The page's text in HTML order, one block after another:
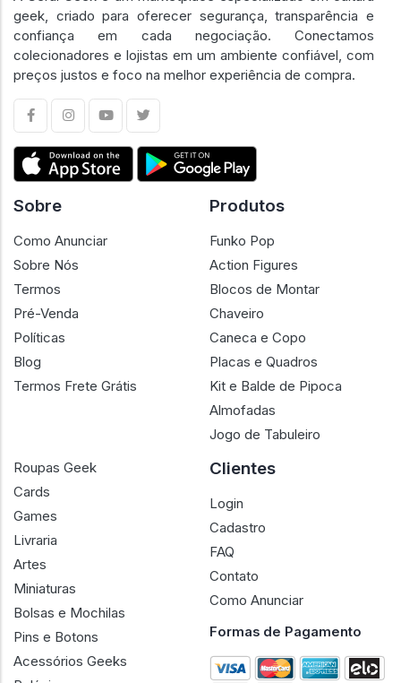
geek, criado para oferecer segurança, transparência e
confiança em cada negociação. Conectamos
colecionadores e lojistas em um ambiente confiável, com
preços justos e foco na melhor experiência de compra.
Sobre
Como Anunciar
Sobre Nós
Termos
Pré-Venda
Políticas
Blog
Termos Frete Grátis
Produtos
Funko Pop
Action Figures
Blocos de Montar
Chaveiro
Caneca e Copo
Placas e Quadros
Kit e Balde de Pipoca
Almofadas
Jogo de Tabuleiro
Roupas Geek
Cards
Games
Livraria
Artes
Miniaturas
Bolsas e Mochilas
Pins e Botons
Acessórios Geeks
Clientes
Login
Cadastro
FAQ
Contato
Como Anunciar
Formas de Pagamento